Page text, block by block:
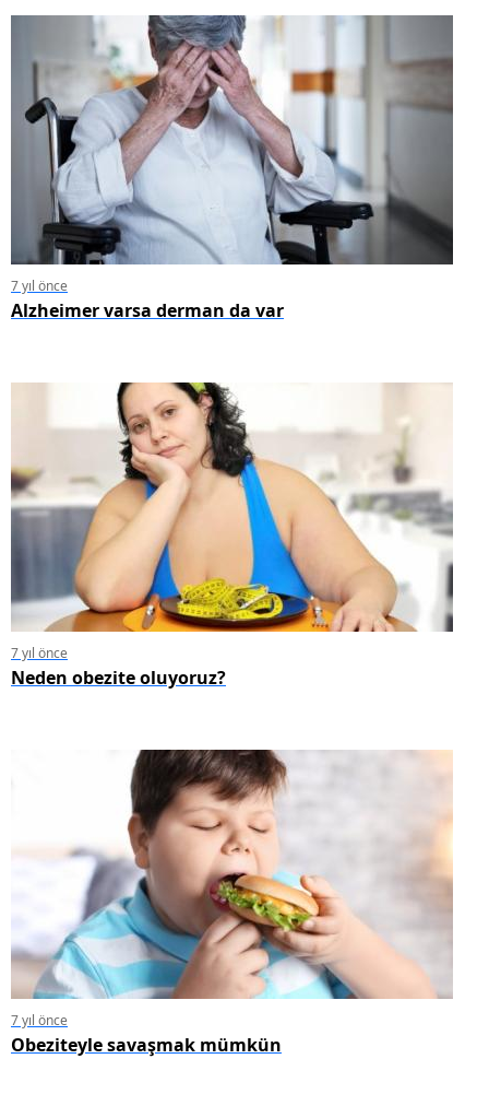
7 yıl önce
Alzheimer varsa derman da var
7 yıl önce
Neden obezite oluyoruz?
7 yıl önce
Obeziteyle savaşmak mümkün